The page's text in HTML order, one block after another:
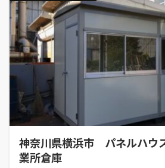
神奈川県横浜市 パネルハ
業所倉庫